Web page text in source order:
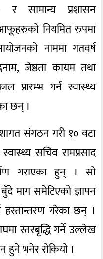
र सामान्य प्रशासन
नियमित रुपमा
नाममा गतवर्ष
जेष्ठता कायम तथा
प्रारम्भ गर्न स्वास्थ्य
छन् ।
संगठन गरी १० वटा
सचिव रामप्रसाद
गराएका हुन् । सो
माग समेटिएको ज्ञापन
गरेका छन् ।
स्तरबृद्धि गर्ने उल्लेख
हुने भनेर रोकियो ।